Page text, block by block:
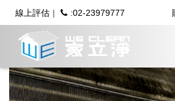
線上評估 :02-23979777